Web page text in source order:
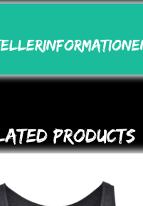
Products